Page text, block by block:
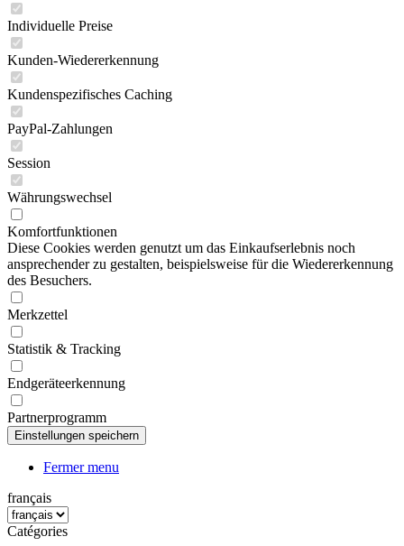
Individuelle Preise
Kunden-Wiedererkennung
Kundenspezifisches Caching
PayPal-Zahlungen
Session
Währungswechsel
Komfortfunktionen
Diese Cookies werden genutzt um das Einkaufserlebnis noch
ansprechender zu gestalten, beispielsweise für die Wiedererkennung
des Besuchers.
Merkzettel
Statistik & Tracking
Endgeräteerkennung
Partnerprogramm
Fermer menu
français
Catégories